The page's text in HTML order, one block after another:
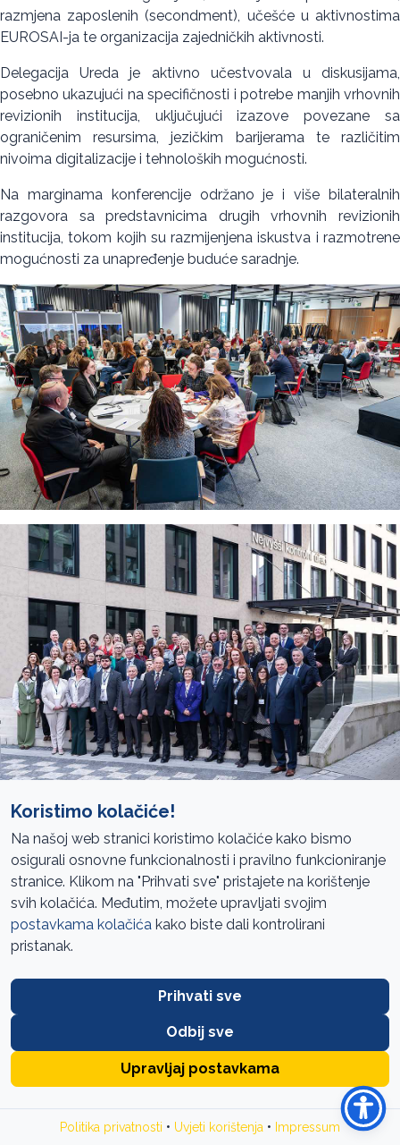
razmjena zaposlenih (secondment), učešće u aktivnostima
EUROSAI-ja te organizacija zajedničkih aktivnosti.
Delegacija Ureda je aktivno učestvovala u diskusijama,
posebno ukazujući na specifičnosti i potrebe manjih vrhovnih
revizionih institucija, uključujući izazove povezane sa
ograničenim resursima, jezičkim barijerama te različitim
nivoima digitalizacije i tehnoloških mogućnosti.
Na marginama konferencije održano je i više bilateralnih
razgovora sa predstavnicima drugih vrhovnih revizionih
institucija, tokom kojih su razmijenjena iskustva i razmotrene
mogućnosti za unapređenje buduće saradnje.
Sarajevo, 6.2.2026.
Ured za reviziju institucija BiH upućuje javni poziv za
prikupljanje prijedloga tema koje bi mogle biti uključene u
godišnji plan revizija učinka.
Cilj poziva je razvijanje participativnog pristupa planiranju
revizionog procesa kroz konsultacije sa organizacijama
udruženjima i drugim zainteresovanim licima.
Prijedloge mogu dostaviti sve registrovane organizacije i
zainteresovana lica iz BiH.
Prijedlozi se dostavljaju popunjavanjem obrasca dostupnog
u tekstu oglasa, koji se šalje elektronski na e-mail:
jgalijasevic@revizija.gov.ba
Koristimo kolačiće!
Na našoj web stranici koristimo kolačiće kako bismo
osigurali osnovne funkcionalnosti i pravilno funkcioniranje
stranice. Klikom na "Prihvati sve" pristajete na korištenje
svih kolačića. Međutim, možete upravljati svojim
postavkama kolačića kako biste dali kontrolirani
pristanak.
Prihvati sve
Odbij sve
Upravljaj postavkama
Politika privatnosti • Uvjeti korištenja • Impressum